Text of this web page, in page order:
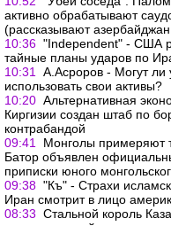
активно обрабатывают
(рассказывают
10:36 "Independent" - США
тайные планы ударов по
10:31
А.Асроров - Могут ли
использовать свои активы?
10:20 Альтернативная
Киргизии создан штаб по
контрабандой
09:41
Монголы примеряют
Батор объявлен
приписки юного
09:38 "Къ" - Страхи
Иран смотрит в лицо
08:33 Стальной король